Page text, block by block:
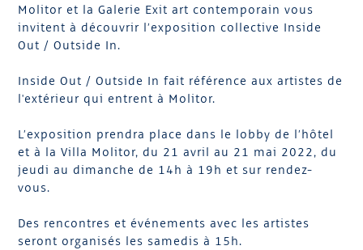
Molitor et la Galerie Exit art contemporain vous
invitent à découvrir l’exposition collective Inside
Out / Outside In.
Inside Out / Outside In fait référence aux artistes de
l'extérieur qui entrent à Molitor.
L’exposition prendra place dans le lobby de l’hôtel
et à la Villa Molitor, du 21 avril au 21 mai 2022, du
jeudi au dimanche de 14h à 19h et sur rendez-
vous.
Des rencontres et événements avec les artistes
seront organisés les samedis à 15h.